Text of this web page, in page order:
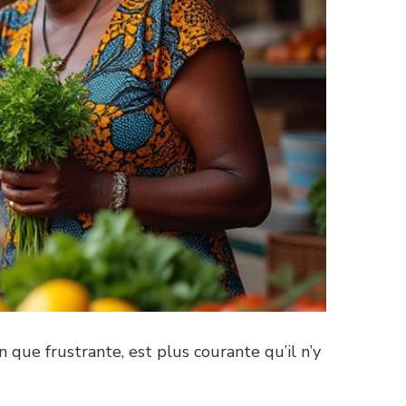
frustrante, est plus courante qu’il n’y